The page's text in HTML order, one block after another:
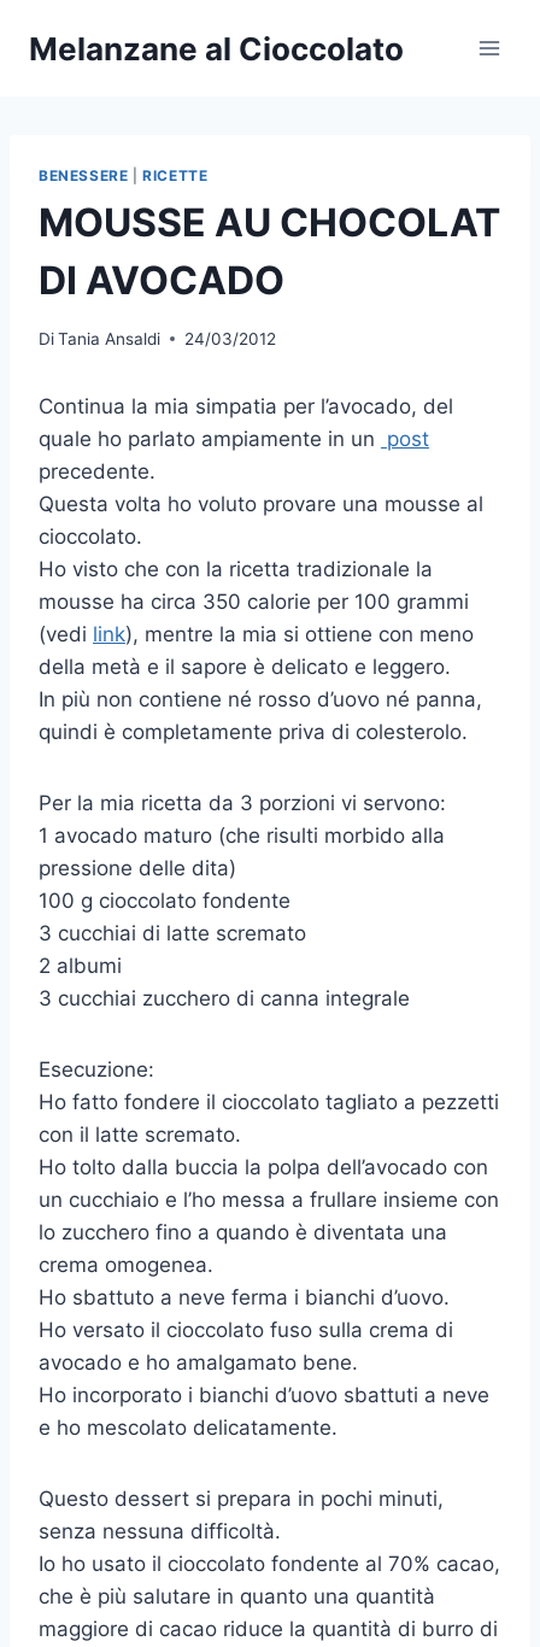
Melanzane al Cioccolato
BENESSERE |RICETTE
MOUSSE AU CHOCOLAT
DI AVOCADO
DiTania Ansaldi 24/03/2012
Continua la mia simpatia per l’avocado, del
quale ho parlato ampiamente in un post
precedente.
Questa volta ho voluto provare una mousse al
cioccolato.
Ho visto che con la ricetta tradizionale la
mousse ha circa 350 calorie per 100 grammi
(vedi link), mentre la mia si ottiene con meno
della metà e il sapore è delicato e leggero.
In più non contiene né rosso d’uovo né panna,
quindi è completamente priva di colesterolo.
Per la mia ricetta da 3 porzioni vi servono:
1 avocado maturo (che risulti morbido alla
pressione delle dita)
100 g cioccolato fondente
3 cucchiai di latte scremato
2 albumi
3 cucchiai zucchero di canna integrale
Esecuzione:
Ho fatto fondere il cioccolato tagliato a pezzetti
con il latte scremato.
Ho tolto dalla buccia la polpa dell’avocado con
un cucchiaio e l’ho messa a frullare insieme con
lo zucchero fino a quando è diventata una
crema omogenea.
Ho sbattuto a neve ferma i bianchi d’uovo.
Ho versato il cioccolato fuso sulla crema di
avocado e ho amalgamato bene.
Ho incorporato i bianchi d’uovo sbattuti a neve
e ho mescolato delicatamente.
Questo dessert si prepara in pochi minuti,
senza nessuna difficoltà.
Io ho usato il cioccolato fondente al 70% cacao,
che è più salutare in quanto una quantità
maggiore di cacao riduce la quantità di burro di